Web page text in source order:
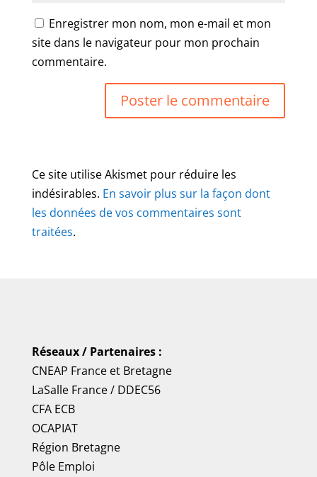
Enregistrer mon nom, mon e-mail et mon
site dans le navigateur pour mon prochain
commentaire.
Ce site utilise Akismet pour réduire les
indésirables. En savoir plus sur la façon dont
les données de vos commentaires sont
traitées.
Réseaux / Partenaires :
CNEAP Franceet Bretagne
LaSalle France/ DDEC56
CFA ECB
OCAPIAT
Région Bretagne
Pôle Emploi